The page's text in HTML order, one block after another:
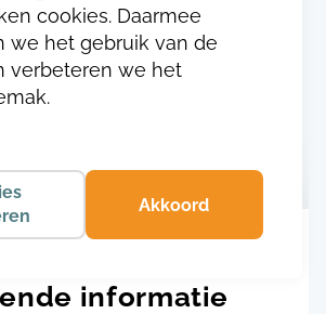
informatie
cookies. Daarmee
we het gebruik van de
verbeteren we het
Akkoord